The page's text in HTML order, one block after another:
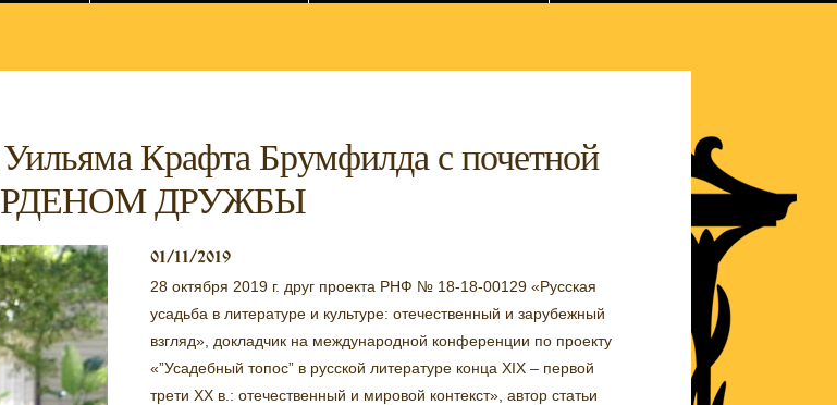
Уильяма Крафта Брумфилда с почетной
- ОРДЕНОМ ДРУЖБЫ
01/11/2019
28 октября 2019 г. друг проекта РНФ № 18-18-00129 «Русская
усадьба в литературе и культуре: отечественный и зарубежный
взгляд», докладчик на международной конференции по проекту
«”Усадебный топос” в русской литературе конца XIX – первой
трети XX в.: отечественный и мировой контекст», автор статьи